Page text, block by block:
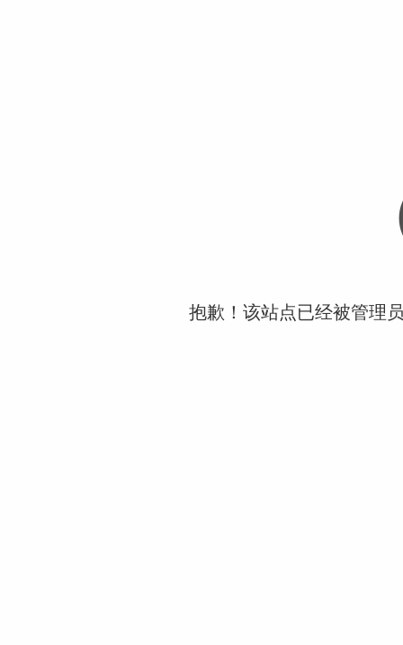
抱歉！该站点已经被管理